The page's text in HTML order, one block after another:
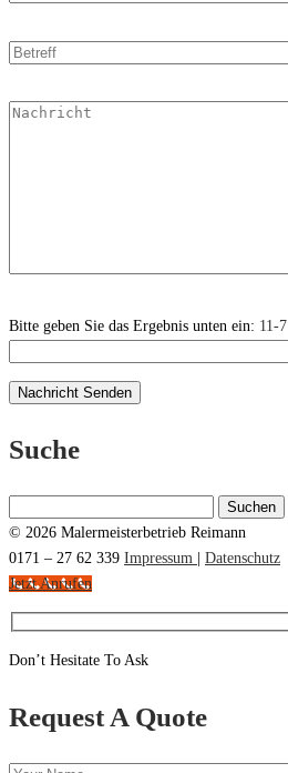
Bitte geben Sie das Ergebnis unten ein: 11-7
Suche
nach:
© 2026 Malermeisterbetrieb Reimann
0171 – 27 62 339 Impressum
Datenschutz
Jetzt Anrufen
Don’t Hesitate To Ask
Request A Quote